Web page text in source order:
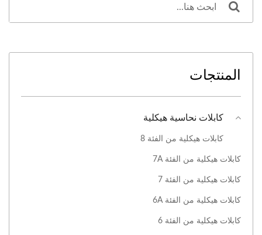
المنتجات
كابلات نحاسية هيكلية
كابلات هيكلية من الفئة 8
كابلات هيكلية من الفئة 7A
كابلات هيكلية من الفئة 7
كابلات هيكلية من الفئة 6A
كابلات هيكلية من الفئة 6